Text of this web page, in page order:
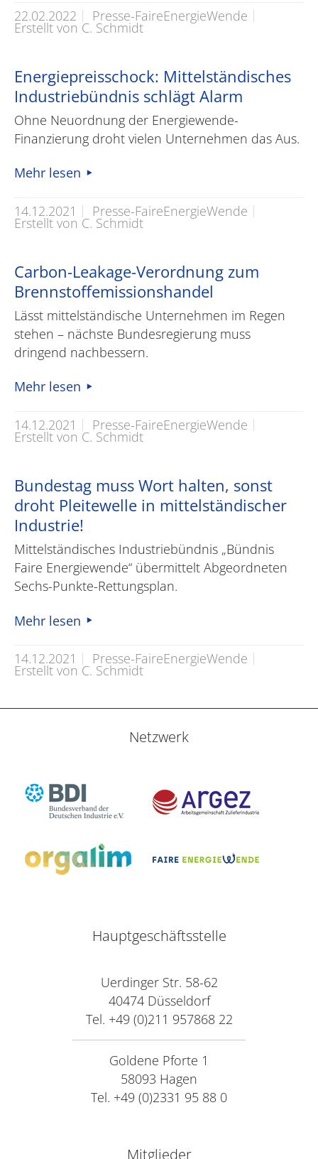
22.02.2022 Presse-FaireEnergieWende
Erstellt von C. Schmidt
Energiepreisschock: Mittelständisches
Industriebündnis schlägt Alarm
Ohne Neuordnung der Energiewende-
Finanzierung droht vielen Unternehmen das Aus.
Mehr lesen
14.12.2021 Presse-FaireEnergieWende
Erstellt von C. Schmidt
Carbon-Leakage-Verordnung zum
Brennstoffemissionshandel
Lässt mittelständische Unternehmen im Regen
stehen – nächste Bundesregierung muss
dringend nachbessern.
Mehr lesen
14.12.2021 Presse-FaireEnergieWende
Erstellt von C. Schmidt
Bundestag muss Wort halten, sonst
droht Pleitewelle in mittelständischer
Industrie!
Mittelständisches Industriebündnis „Bündnis
Faire Energiewende“ übermittelt Abgeordneten
Sechs-Punkte-Rettungsplan.
Mehr lesen
14.12.2021 Presse-FaireEnergieWende
Erstellt von C. Schmidt
Netzwerk
Hauptgeschäftsstelle
Uerdinger Str. 58-62
40474 Düsseldorf
Tel. +49 (0)211 957868 22
Goldene Pforte 1
58093 Hagen
Tel. +49 (0)2331 95 88 0
Mitglieder